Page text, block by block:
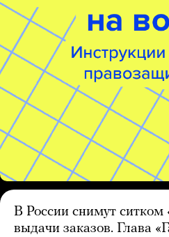
В России снимут ситком
выдачи заказов. Глава